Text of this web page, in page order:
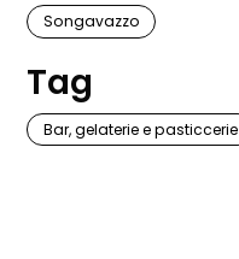
Songavazzo
Tag
Bar, gelaterie e pasticcerie